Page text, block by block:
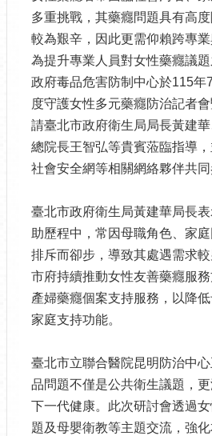
多重挑戰，其藥癮問題具有高
較為艱辛，因此更需仰賴跨專業
為提升專業人員對女性藥癮議
政府毒品危害防制中心於115年
度守護女性多元藥癮防治記者
請臺北市政府衛生局局長黃建
總院長王智弘等貴賓蒞臨指導
社會安全網等相關網絡夥伴共同
臺北市政府衛生局黃建華局長
助歷程中，常因母職角色、家
排斥而卻步，導致其處遇需求
市府持續推動女性友善藥癮服
產婦藥癮個案支持服務，以降
家庭支持功能。
臺北市立聯合醫院昆明防治中
品問題不僅是公共衛生議題，
下一代健康。此次研討會透過
題及母嬰衛教等主題交流，強